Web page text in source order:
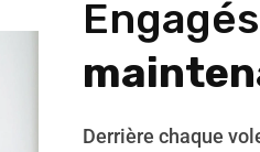
Derrière chaque